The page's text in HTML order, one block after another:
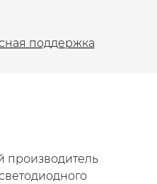
поддержка
производитель